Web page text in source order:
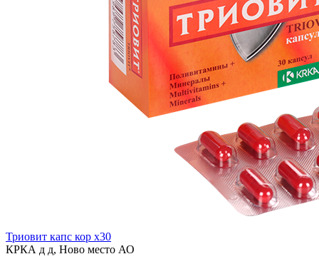
Триовит капс кор x30
КРКА д д, Ново место АО